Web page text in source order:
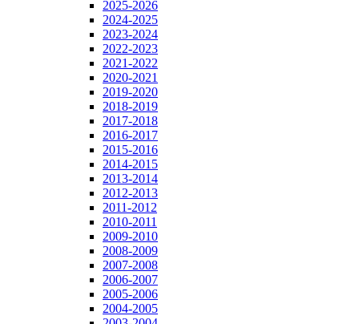
2025-2026
2024-2025
2023-2024
2022-2023
2021-2022
2020-2021
2019-2020
2018-2019
2017-2018
2016-2017
2015-2016
2014-2015
2013-2014
2012-2013
2011-2012
2010-2011
2009-2010
2008-2009
2007-2008
2006-2007
2005-2006
2004-2005